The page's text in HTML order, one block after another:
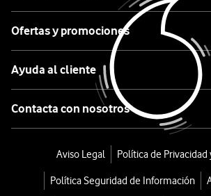
Redmi
Note
14
Pro
5G
256GB
Negro
Ofertas y promociones
Ayuda al cliente
Contacta con nosotros
Aviso Legal Política de Privacidad
Política Seguridad de Información